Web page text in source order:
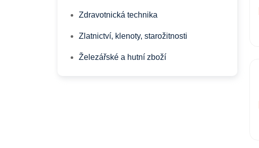
Zdravotnická technika
Zlatnictví, klenoty, starožitnosti
Železářské a hutní zboží